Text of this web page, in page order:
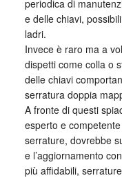
periodica di
e delle chiavi,
ladri.
Invece è raro ma a
dispetti come colla o
delle chiavi
serratura doppia
A fronte di questi
esperto e
serrature, dovrebbe
e l’aggiornamento
più affidabili,